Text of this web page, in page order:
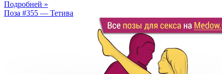
Подробней »
Поза #355 — Тетива